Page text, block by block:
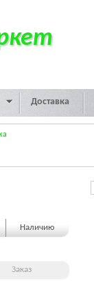
Доставка
Наличию
Заказ